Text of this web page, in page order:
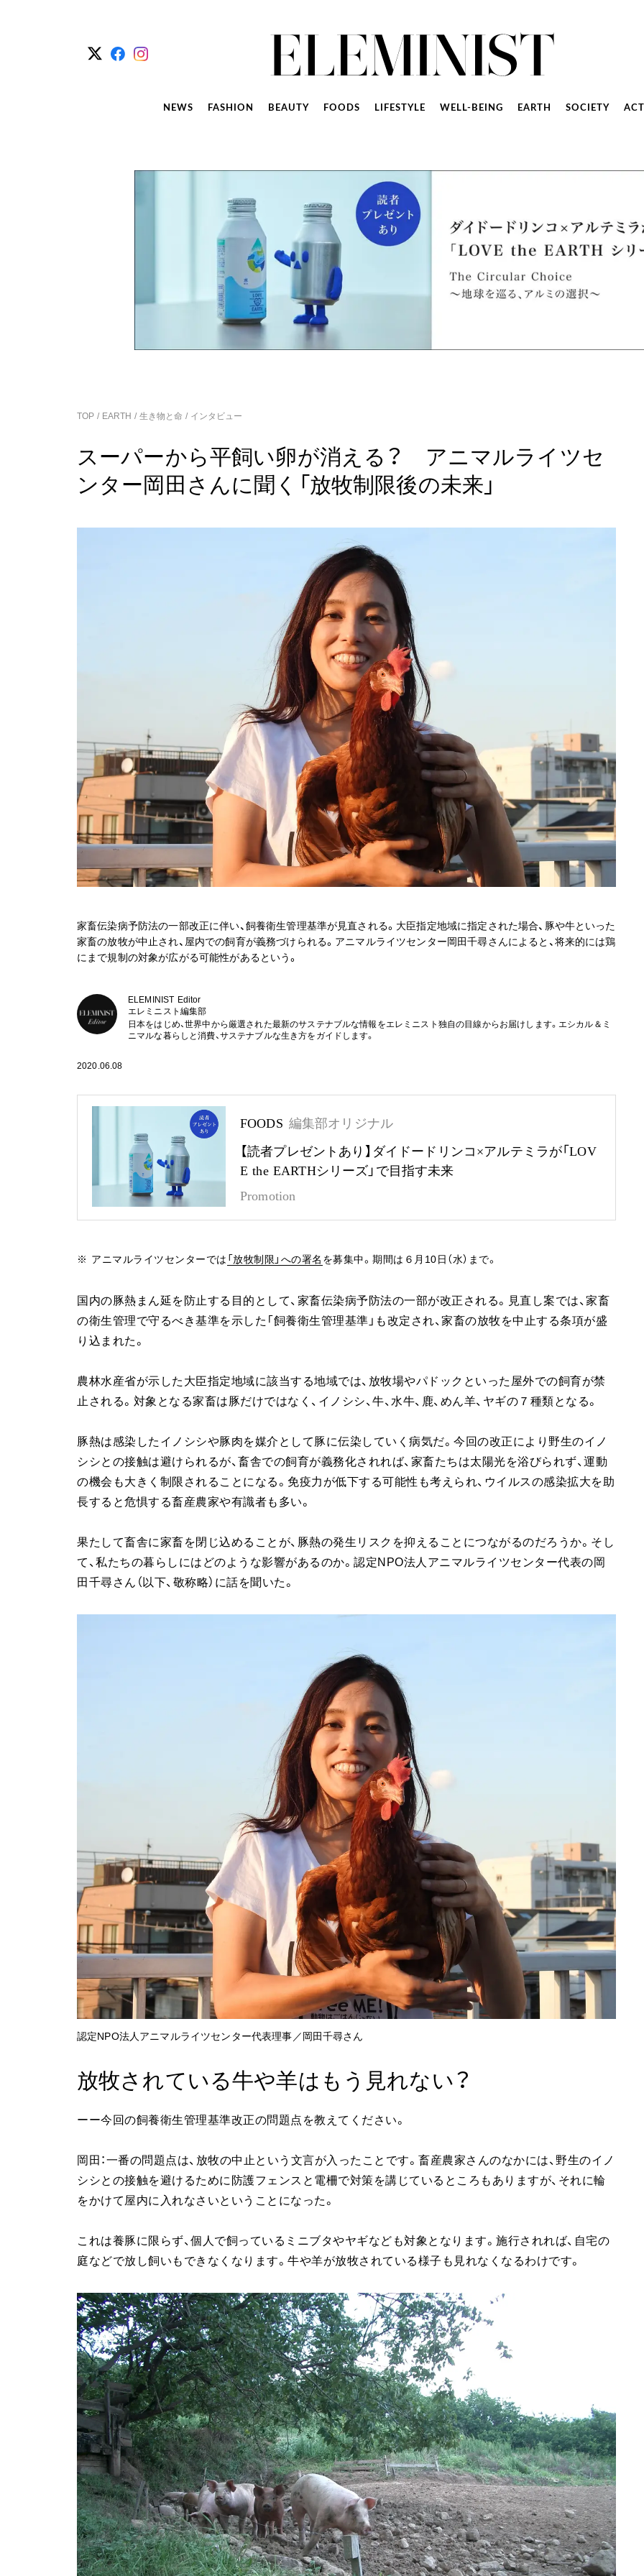
NEWS FASHION BEAUTY FOODS LIFESTYLE WELL-BEING EARTH SOCIETY
TOP EARTH 生き物と命 インタビュー
スーパーから平飼い卵が消える？ アニマルライツセ
ンター岡田さんに聞く「放牧制限後の未来」
家畜伝染病予防法の一部改正に伴い、飼養衛生管理基準が見直される。大臣指定地域に指定された場合、豚や牛といった
家畜の放牧が中止され、屋内での飼育が義務づけられる。アニマルライツセンター岡田千尋さんによると、将来的には鶏
にまで規制の対象が広がる可能性があるという。
ELEMINIST Editor
エレミニスト編集部
日本をはじめ、世界中から厳選された最新のサステナブルな情報をエレミニスト独自の目線からお届けします。エシカル＆ミ
ニマルな暮らしと消費、サステナブルな生き方をガイドします。
2020.06.08
FOODS 編集部オリジナル
【読者プレゼントあり】ダイドードリンコ×アルテミラが「LOV
E the EARTHシリーズ」で目指す未来
Promotion
※ アニマルライツセンターでは 「放牧制限」への署名 を募集中。期間は６月10日（水）まで。
国内の豚熱まん延を防止する目的として、家畜伝染病予防法の一部が改正される。見直し案では、家畜
の衛生管理で守るべき基準を示した「飼養衛生管理基準」も改定され、家畜の放牧を中止する条項が盛
り込まれた。
農林水産省が示した大臣指定地域に該当する地域では、放牧場やパドックといった屋外での飼育が禁
止される。対象となる家畜は豚だけではなく、イノシシ、牛、水牛、鹿、めん羊、ヤギの７種類となる。
豚熱は感染したイノシシや豚肉を媒介として豚に伝染していく病気だ。今回の改正により野生のイノ
シシとの接触は避けられるが、畜舎での飼育が義務化されれば、家畜たちは太陽光を浴びられず、運動
の機会も大きく制限されることになる。免疫力が低下する可能性も考えられ、ウイルスの感染拡大を助
長すると危惧する畜産農家や有識者も多い。
果たして畜舎に家畜を閉じ込めることが、豚熱の発生リスクを抑えることにつながるのだろうか。そし
て、私たちの暮らしにはどのような影響があるのか。認定NPO法人アニマルライツセンター代表の岡
田千尋さん（以下、敬称略）に話を聞いた。
認定NPO法人アニマルライツセンター代表理事／岡田千尋さん
放牧されている牛や羊はもう見れない？
ーー今回の飼養衛生管理基準改正の問題点を教えてください。
岡田：一番の問題点は、放牧の中止という文言が入ったことです。畜産農家さんのなかには、野生のイノ
シシとの接触を避けるために防護フェンスと電柵で対策を講じているところもありますが、それに輪
をかけて屋内に入れなさいということになった。
これは養豚に限らず、個人で飼っているミニブタやヤギなども対象となります。施行されれば、自宅の
庭などで放し飼いもできなくなります。牛や羊が放牧されている様子も見れなくなるわけです。